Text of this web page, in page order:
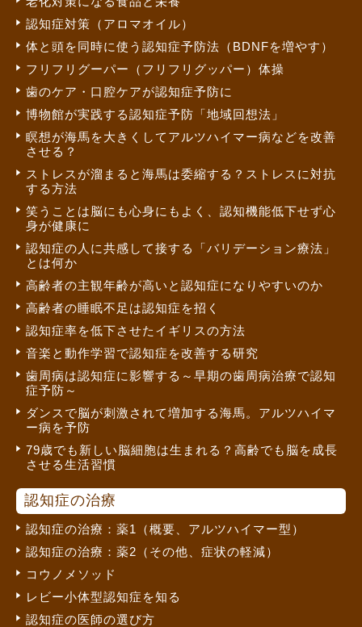
認知症対策（アロマオイル）
体と頭を同時に使う認知症予防法（BDNFを増やす）
フリフリグーパー（フリフリグッパー）体操
歯のケア・口腔ケアが認知症予防に
博物館が実践する認知症予防「地域回想法」
瞑想が海馬を大きくしてアルツハイマー病などを改善
させる？
ストレスが溜まると海馬は委縮する？ストレスに対抗
する方法
笑うことは脳にも心身にもよく、認知機能低下せず心
身が健康に
認知症の人に共感して接する「バリデーション療法」
とは何か
高齢者の主観年齢が高いと認知症になりやすいのか
高齢者の睡眠不足は認知症を招く
認知症率を低下させたイギリスの方法
音楽と動作学習で認知症を改善する研究
歯周病は認知症に影響する～早期の歯周病治療で認知
症予防～
ダンスで脳が刺激されて増加する海馬。アルツハイマ
ー病を予防
79歳でも新しい脳細胞は生まれる？高齢でも脳を成長
させる生活習慣
認知症の治療
認知症の治療：薬1（概要、アルツハイマー型）
認知症の治療：薬2（その他、症状の軽減）
コウノメソッド
レビー小体型認知症を知る
認知症の医師の選び方